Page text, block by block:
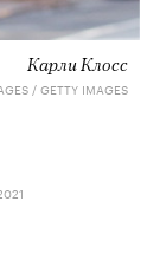
Карли Клосс
/ GETTY IMAGES